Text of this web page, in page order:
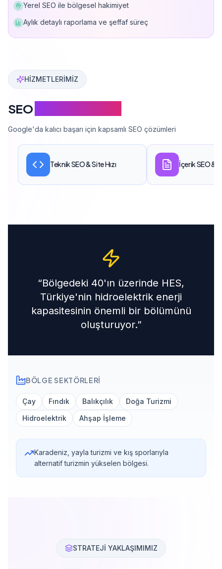
Yerel SEO ile bölgesel hakimiyet
Aylık detaylı raporlama ve şeffaf süreç
Can Davarcı, 150'den fazla web sitesini Google'da üst
HİZMETLERİMİZ
SEO
Google'da kalıcı başarı için kapsamlı SEO çözümleri
Teknik SEO & Site Hızı İçerik SEO &
“Bölgedeki 40'ın üzerinde HES,
Türkiye'nin hidroelektrik enerji
kapasitesinin önemli bir bölümünü
oluşturuyor.”
BÖLGE SEKTÖRLERI
Çay Fındık Balıkçılık
Doğa Turizmi
Hidroelektrik
Ahşap İşleme
Karadeniz, yayla turizmi ve kış sporlarıyla
alternatif turizmin yükselen bölgesi.
STRATEJİ YAKLAŞIMIMIZ